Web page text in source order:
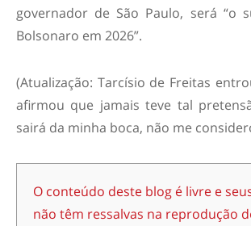
governador de São Paulo, será “o
Bolsonaro em 2026”.
(Atualização: Tarcísio de Freitas
afirmou que jamais teve tal
sairá da minha boca, não me
O conteúdo deste blog é livre e
não têm ressalvas na reprodução